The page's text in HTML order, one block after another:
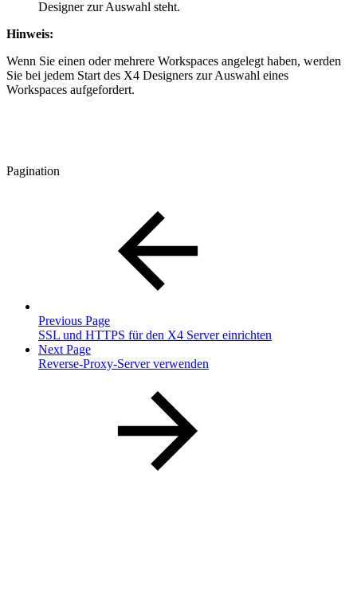
Designer zur Auswahl steht.
Hinweis:
Wenn Sie einen oder mehrere Workspaces angelegt haben, werden
Sie bei jedem Start des X4 Designers zur Auswahl eines
Workspaces aufgefordert.
Pagination
Previous Page
SSL und HTTPS für den X4 Server einrichten
Next Page
Reverse-Proxy-Server verwenden